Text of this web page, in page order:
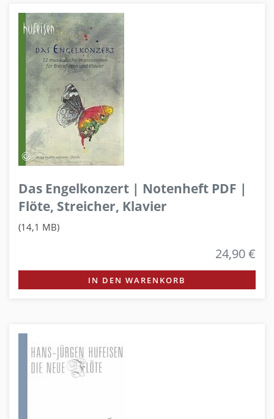
Das Engelkonzert | Notenheft PDF |
Flöte, Streicher, Klavier
(14,1 MB)
24,90 €
IN DEN WARENKORB